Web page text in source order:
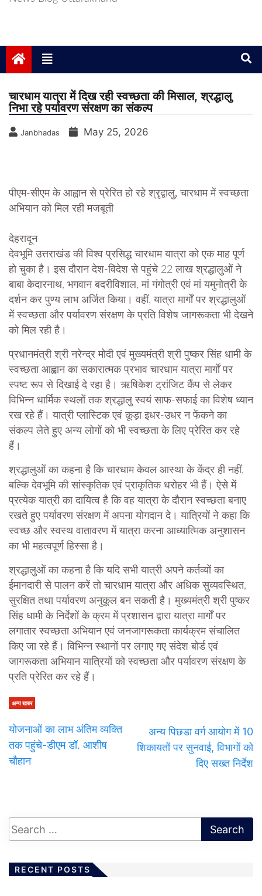
चारधाम यात्रा में दिख रही स्वच्छता की मिसाल, श्रद्धालु
निभा रहे पर्यावरण संरक्षण का संकल्प
Janbhadas May 25, 2026
पीएम-सीएम के आह्वान से प्रेरित हो रहे श्रृद्वालु, चारधाम में स्वच्छता
अभियान को मिल रही मजबूती
देहरादून
देवभूमि उत्तराखंड की विश्व प्रसिद्ध चारधाम यात्रा को एक माह पूर्ण
हो चुका है। इस दौरान देश-विदेश से पहुंचे 22 लाख श्रद्धालुओं ने
बाबा केदारनाथ, भगवान बदरीविशाल, मां गंगोत्री एवं मां यमुनोत्री के
दर्शन कर पुण्य लाभ अर्जित किया। वहीं, यात्रा मार्गों पर श्रद्धालुओं
में स्वच्छता और पर्यावरण संरक्षण के प्रति विशेष जागरूकता भी देखने
को मिल रही है।
प्रधानमंत्री श्री नरेन्द्र मोदी एवं मुख्यमंत्री श्री पुष्कर सिंह धामी के
स्वच्छता आह्वान का सकारात्मक प्रभाव चारधाम यात्रा मार्गों पर
स्पष्ट रूप से दिखाई दे रहा है। ऋषिकेश ट्रांजिट कैंप से लेकर
विभिन्न धार्मिक स्थलों तक श्रद्धालु स्वयं साफ-सफाई का विशेष ध्यान
रख रहे हैं। यात्री प्लास्टिक एवं कूड़ा इधर-उधर न फेंकने का
संकल्प लेते हुए अन्य लोगों को भी स्वच्छता के लिए प्रेरित कर रहे
हैं।
श्रद्धालुओं का कहना है कि चारधाम केवल आस्था के केंद्र ही नहीं,
बल्कि देवभूमि की सांस्कृतिक एवं प्राकृतिक धरोहर भी हैं। ऐसे में
प्रत्येक यात्री का दायित्व है कि वह यात्रा के दौरान स्वच्छता बनाए
रखते हुए पर्यावरण संरक्षण में अपना योगदान दे। यात्रियों ने कहा कि
स्वच्छ और स्वस्थ वातावरण में यात्रा करना आध्यात्मिक अनुशासन
का भी महत्वपूर्ण हिस्सा है।
श्रद्धालुओं का कहना है कि यदि सभी यात्री अपने कर्तव्यों का
ईमानदारी से पालन करें तो चारधाम यात्रा और अधिक सुव्यवस्थित,
सुरक्षित तथा पर्यावरण अनुकूल बन सकती है। मुख्यमंत्री श्री पुष्कर
सिंह धामी के निर्देशों के क्रम में प्रशासन द्वारा यात्रा मार्गों पर
लगातार स्वच्छता अभियान एवं जनजागरूकता कार्यक्रम संचालित
किए जा रहे हैं। विभिन्न स्थानों पर लगाए गए संदेश बोर्ड एवं
जागरूकता अभियान यात्रियों को स्वच्छता और पर्यावरण संरक्षण के
प्रति प्रेरित कर रहे हैं।
अन्य खबर
योजनाओं का लाभ अंतिम व्यक्ति
तक पहुंचे-डीएम डॉ. आशीष
चौहान
अन्य पिछडा वर्ग आयोग में 10
शिकायतों पर सुनवाई, विभागों को
दिए सख्त निर्देश
RECENT POSTS